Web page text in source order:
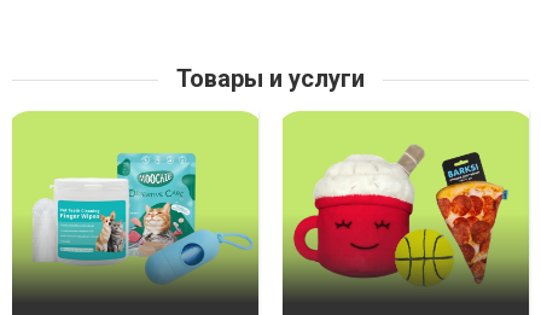
Товары и услуги